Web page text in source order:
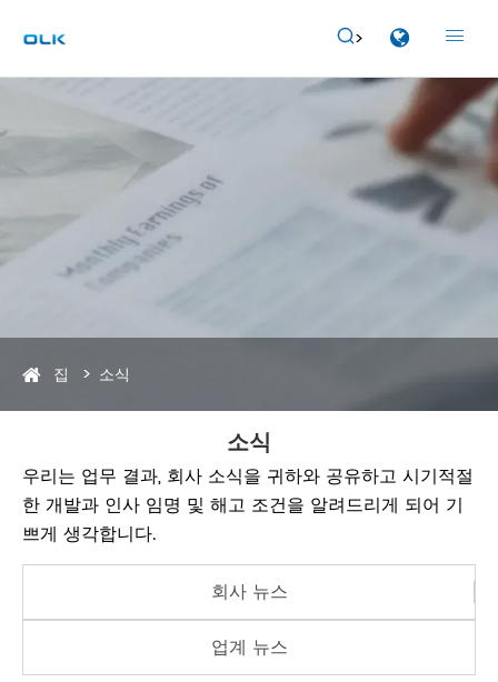
 
집 소식
소식
우리는 업무 결과, 회사 소식을 귀하와 공유하고 시기적절
한 개발과 인사 임명 및 해고 조건을 알려드리게 되어 기
쁘게 생각합니다.
회사 뉴스
업계 뉴스